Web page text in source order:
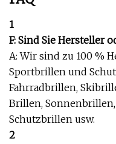
1
F: Sind Sie Hersteller
A: Wir sind zu 100 %
Sportbrillen und
Fahrradbrillen,
Brillen,
Schutzbrillen usw.
2